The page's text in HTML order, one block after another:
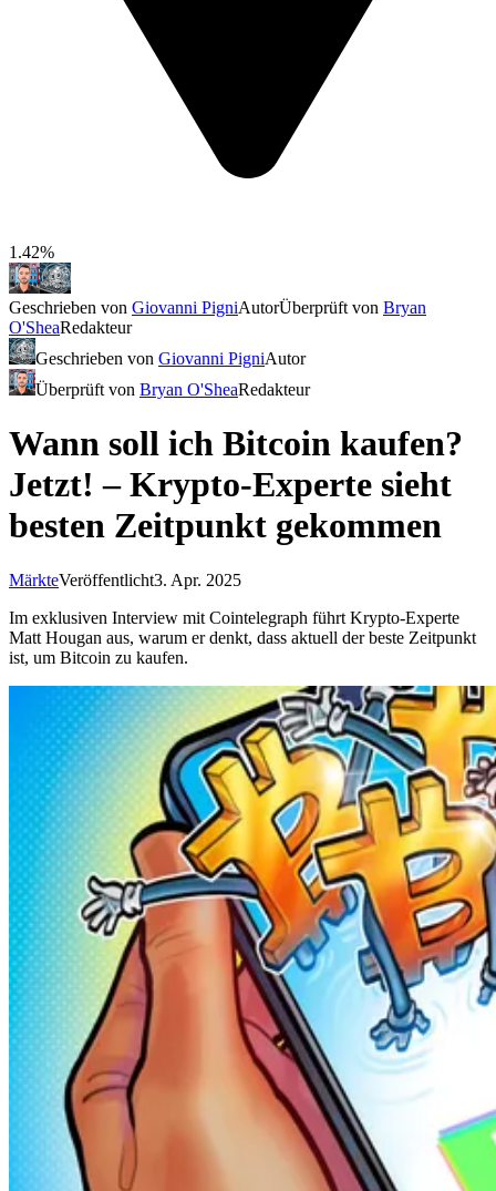
1.42%
Geschrieben von Giovanni PigniAutorÜberprüft von Bryan
O'SheaRedakteur
Geschrieben von Giovanni PigniAutor
Überprüft von Bryan O'SheaRedakteur
Wann soll ich Bitcoin kaufen?
Jetzt! – Krypto-Experte sieht
besten Zeitpunkt gekommen
MärkteVeröffentlicht3. Apr. 2025
Im exklusiven Interview mit Cointelegraph führt Krypto-Experte
Matt Hougan aus, warum er denkt, dass aktuell der beste Zeitpunkt
ist, um Bitcoin zu kaufen.